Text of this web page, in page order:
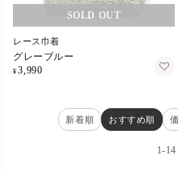
在庫切れ
レース巾着
グレーブルー
¥ 3,990
新着順 おすすめ順
1-14